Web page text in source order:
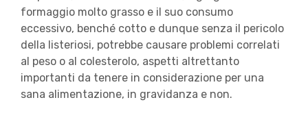
formaggio molto grasso e il suo consumo
eccessivo, benché cotto e dunque senza il pericolo
della listeriosi, potrebbe causare problemi correlati
al peso o al colesterolo, aspetti altrettanto
importanti da tenere in considerazione per una
sana alimentazione, in gravidanza e non.